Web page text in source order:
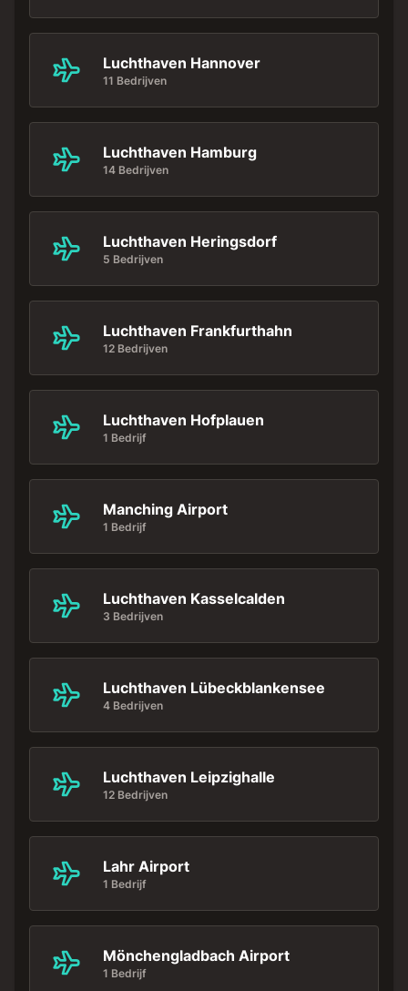
Luchthaven Hannover
11 Bedrijven
Luchthaven Hamburg
14 Bedrijven
Luchthaven Heringsdorf
5 Bedrijven
Luchthaven Frankfurthahn
12 Bedrijven
Luchthaven Hofplauen
1 Bedrijf
Manching Airport
1 Bedrijf
Luchthaven Kasselcalden
3 Bedrijven
Luchthaven Lübeckblankensee
4 Bedrijven
Luchthaven Leipzighalle
12 Bedrijven
Lahr Airport
1 Bedrijf
Mönchengladbach Airport
1 Bedrijf